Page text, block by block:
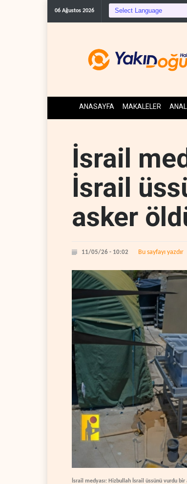
06 Ağustos 2026
ANASAYFA MAKALELER
İsrail
İsrail
asker
11/05/26 - 10:02 Bu sayfayı yazdır
İsrail medyası: Hizbullah İsrail üssünü vurdu bir